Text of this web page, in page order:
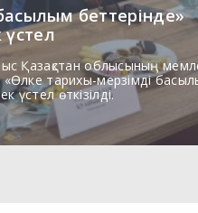
беттерінде»
облысының
«Өлке тарихы-мерзімді
үстел өткізілді.